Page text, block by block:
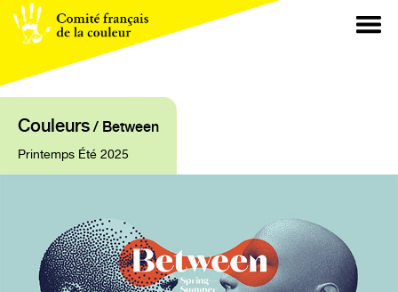
Couleurs/ Between
Printemps Été 2025